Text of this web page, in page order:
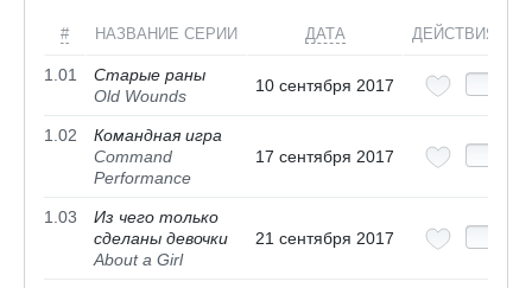
# НАЗВАНИЕ СЕРИИ ДАТА ДЕЙСТВИЯ
1.01
Старые раны
Old Wounds
10 сентября 2017
1.02
Командная игра
Command
Performance
17 сентября 2017
1.03
Из чего только
сделаны девочки
About a Girl
21 сентября 2017